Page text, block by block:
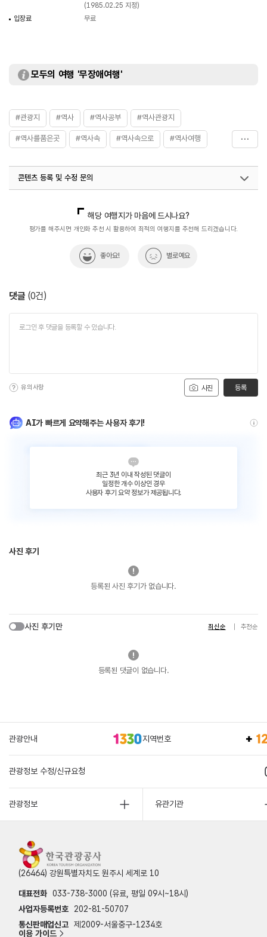
(1985.02.25 지정)
입장료
무료
모두의 여행 '무장애여행'
#관광지 #역사 #역사공부 #역사관광지
#역사를품은곳 #역사속 #역사속으로 #역사여행
콘텐츠 등록 및 수정 문의
해당 여행지가 마음에 드시나요?
평가를 해주시면 개인화 추천 시 활용하여 최적의 여행지를 추천해 드리겠습니다.
좋아요! 별로예요
댓글 (0건)
사진
유의사항 등록
AI가 빠르게 요약해주는 사용자 후기!
최근 3년 이내 작성된 댓글이
일정한 개수 이상인 경우
사용자 후기 요약 정보가 제공됩니다.
사진 후기
등록된 사진 후기가 없습니다.
사진 후기만 최신순 추천순
등록된 댓글이 없습니다.
관광안내 지역번호
관광정보 수정/신규요청
관광정보 유관기관
(26464) 강원특별자치도 원주시 세계로 10
대표전화 033-738-3000 (유료, 평일 09시~18시)
사업자등록번호
202-81-50707
통신판매업신고 제2009-서울중구-1234호
이용 가이드